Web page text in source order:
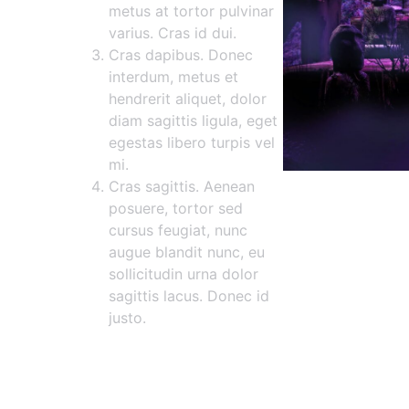
metus at tortor pulvinar
varius. Cras id dui.
Cras dapibus. Donec
interdum, metus et
hendrerit aliquet, dolor
diam sagittis ligula, eget
egestas libero turpis vel
mi.
Cras sagittis. Aenean
posuere, tortor sed
cursus feugiat, nunc
augue blandit nunc, eu
sollicitudin urna dolor
sagittis lacus. Donec id
justo.